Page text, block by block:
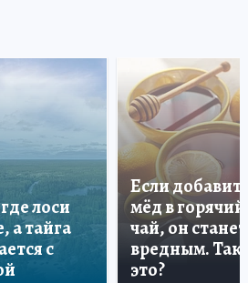
лоси
а тайга
с
Если добавить
мёд в горячий
чай, он станет
вредным. Так
это?